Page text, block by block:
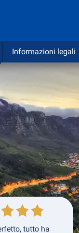
Informazioni legali
tutto ha